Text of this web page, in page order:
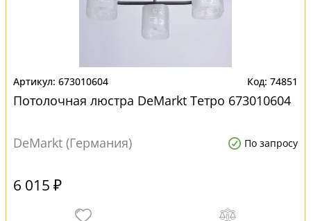
673010604 74851
Потолочная люстра DeMarkt Тетро 673010604
DeMarkt (Германия) По запросу
6 015 ₽